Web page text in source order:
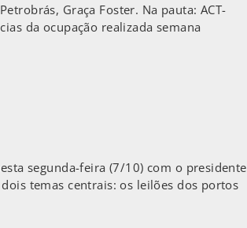
Graça Foster. Na pauta: ACT-
da ocupação realizada semana
segunda-feira (7/10) com o presidente
temas centrais: os leilões dos portos